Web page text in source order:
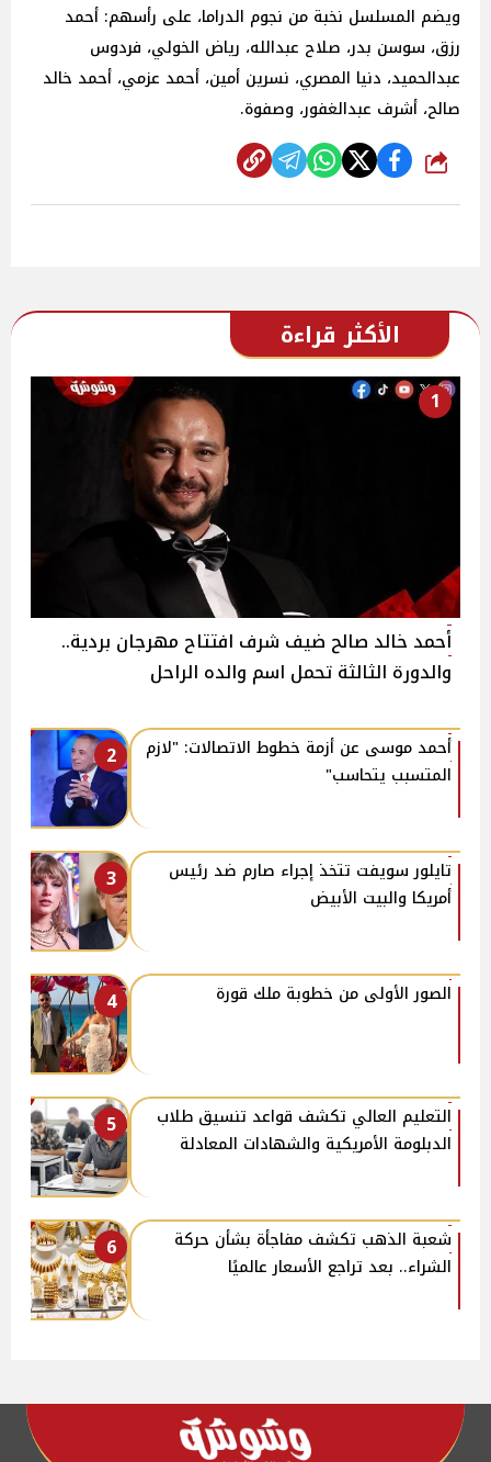
ويضم المسلسل نخبة من نجوم الدراما، على رأسهم: أحمد
رزق، سوسن بدر، صلاح عبدالله، رياض الخولي، فردوس
عبدالحميد، دنيا المصري، نسرين أمين، أحمد عزمي، أحمد خالد
صالح، أشرف عبدالغفور، وصفوة.
شارك
الأكثر قراءة
1
أحمد خالد صالح ضيف شرف افتتاح مهرجان بردية..
والدورة الثالثة تحمل اسم والده الراحل
2
أحمد موسى عن أزمة خطوط الاتصالات: "لازم
المتسبب يتحاسب"
3
تايلور سويفت تتخذ إجراء صارم ضد رئيس
أمريكا والبيت الأبيض
4 الصور الأولى من خطوبة ملك قورة
5
التعليم العالي تكشف قواعد تنسيق طلاب
الدبلومة الأمريكية والشهادات المعادلة
6
شعبة الذهب تكشف مفاجأة بشأن حركة
الشراء.. بعد تراجع الأسعار عالميًا